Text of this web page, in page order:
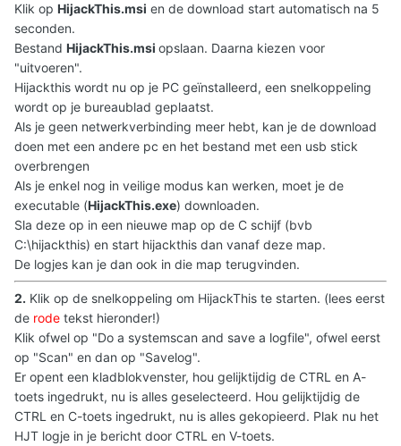
Klik op HijackThis.msi en de download start automatisch na 5
seconden.
Bestand HijackThis.msi opslaan. Daarna kiezen voor
"uitvoeren".
Hijackthis wordt nu op je PC geïnstalleerd, een snelkoppeling
wordt op je bureaublad geplaatst.
Als je geen netwerkverbinding meer hebt, kan je de download
doen met een andere pc en het bestand met een usb stick
overbrengen
Als je enkel nog in veilige modus kan werken, moet je de
executable (HijackThis.exe) downloaden.
Sla deze op in een nieuwe map op de C schijf (bvb
C:\hijackthis) en start hijackthis dan vanaf deze map.
De logjes kan je dan ook in die map terugvinden.
2. Klik op de snelkoppeling om HijackThis te starten. (lees eerst
de rode tekst hieronder!)
Klik ofwel op "Do a systemscan and save a logfile", ofwel eerst
op "Scan" en dan op "Savelog".
Er opent een kladblokvenster, hou gelijktijdig de CTRL en A-
toets ingedrukt, nu is alles geselecteerd. Hou gelijktijdig de
CTRL en C-toets ingedrukt, nu is alles gekopieerd. Plak nu het
HJT logje in je bericht door CTRL en V-toets.